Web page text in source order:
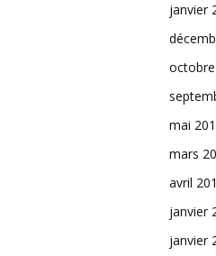
janvier
mai
mars
avril
janvier
janvier